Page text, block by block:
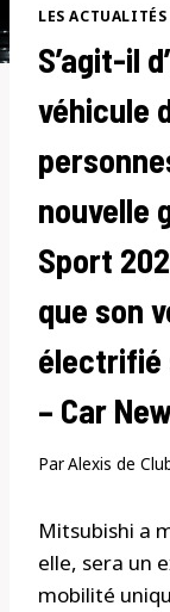
LES ACTUALITÉS
S’agit-il
véhicule
nouvelle
Sport
que son
électrifié
– Car
ParAlexis de
Mitsubishi a
elle, sera un
mobilité